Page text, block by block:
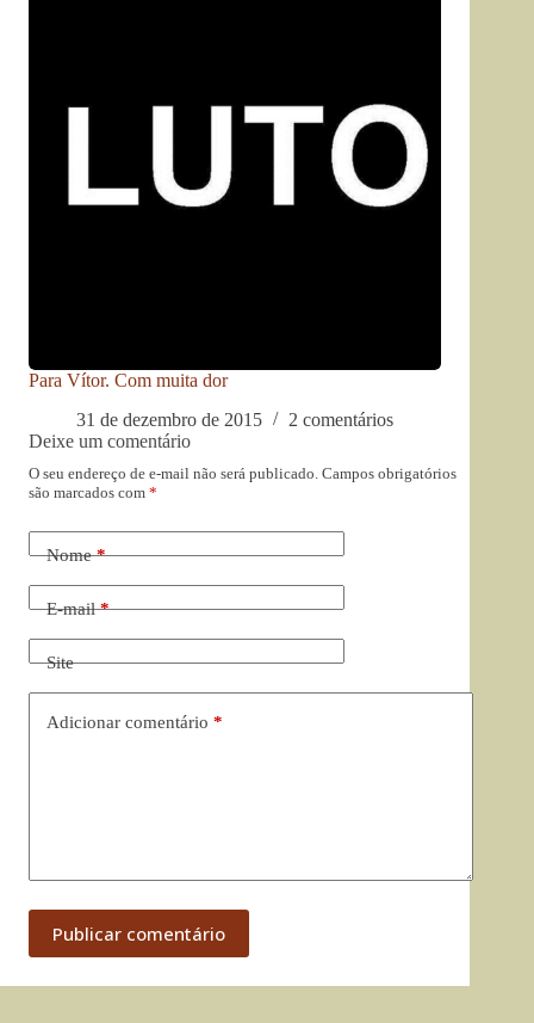
Para Vítor. Com muita dor
31 de dezembro de 2015
2 comentários
Deixe um comentário
O seu endereço de e-mail não será publicado. Campos obrigatórios
são marcados com *
Nome*
E-mail*
Site
Adicionar comentário *
Publicar comentário